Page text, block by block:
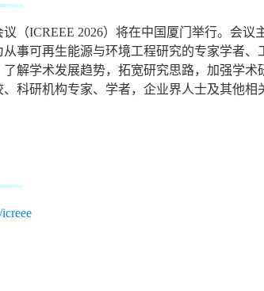
议 （ICREEE 2026）将在中国厦门 举行。会议
从事可再生能源与环境工程研究的专家学者、
解学术发展趋势，拓宽研究思路，加强学术
科研机构专家、学者，企业界人士及其他相